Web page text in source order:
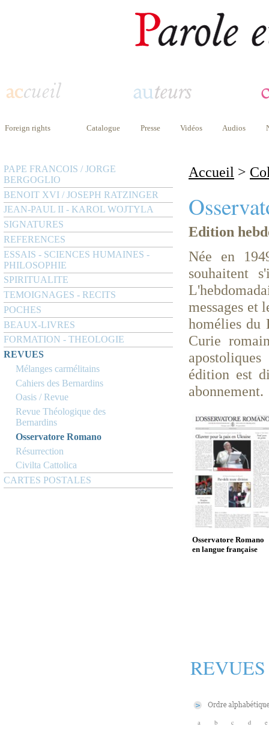
Foreign rights Catalogue Presse Vidéos Audios
PAPE FRANCOIS / JORGE
BERGOGLIO
BENOIT XVI / JOSEPH RATZINGER
JEAN-PAUL II - KAROL WOJTYLA
SIGNATURES
REFERENCES
ESSAIS - SCIENCES HUMAINES -
PHILOSOPHIE
SPIRITUALITE
TEMOIGNAGES - RECITS
POCHES
BEAUX-LIVRES
FORMATION - THEOLOGIE
REVUES
Mélanges carmélitains
Cahiers des Bernardins
Oasis / Revue
Revue Théologique des
Bernardins
Osservatore Romano
Résurrection
Civilta Cattolica
CARTES POSTALES
Accueil >
Edition
Née en
souhaitent
messages et
homélies du
Curie
édition est
abonnement.
Osservatore Romano
en langue française
REVUES
a b c d e